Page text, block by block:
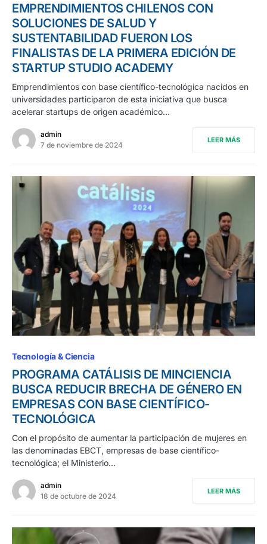
EMPRENDIMIENTOS CHILENOS CON
SOLUCIONES DE SALUD Y
SUSTENTABILIDAD FUERON LOS
FINALISTAS DE LA PRIMERA EDICIÓN DE
STARTUP STUDIO ACADEMY
Emprendimientos con base científico-tecnológica nacidos en
universidades participaron de esta iniciativa que busca
acelerar startups de origen académico…
admin
7 de noviembre de 2024
LEER MÁS
Tecnología & Ciencia
PROGRAMA CATÁLISIS DE MINCIENCIA
BUSCA REDUCIR BRECHA DE GÉNERO EN
EMPRESAS CON BASE CIENTÍFICO-
TECNOLÓGICA
Con el propósito de aumentar la participación de mujeres en
las denominadas EBCT, empresas de base científico-
tecnológica; el Ministerio…
admin
18 de octubre de 2024
LEER MÁS